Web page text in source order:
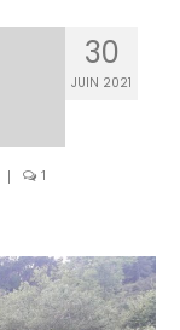
30
JUIN 2021
| 1